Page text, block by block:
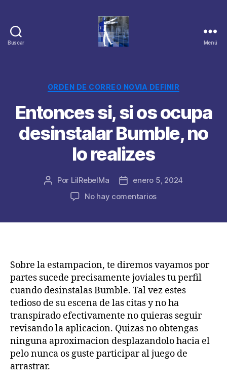
Buscar Menú
Categorías
ORDEN DE CORREO NOVIA DEFINIR
Entonces si, si os ocupa
desinstalar Bumble, no
lo realizes
Autor
Por LilRebelMa
Fechaenero 5, 2024
No hay comentariosen
desinstalar
Bumble,
lo
realizes
Sobre la estampacion, te diremos vayamos por
partes sucede precisamente joviales tu perfil
cuando desinstalas Bumble. Tal vez estes
tedioso de su escena de las citas y no ha
transpirado efectivamente no quieras seguir
revisando la aplicacion. Quizas no obtengas
ninguna aproximacion desplazandolo hacia el
pelo nunca os guste participar al juego de
arrastrar.